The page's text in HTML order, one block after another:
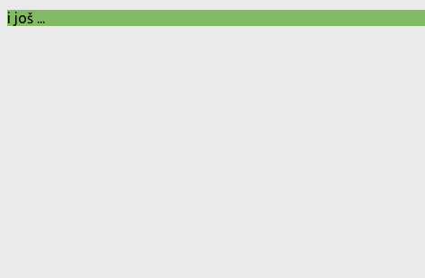
i još ...